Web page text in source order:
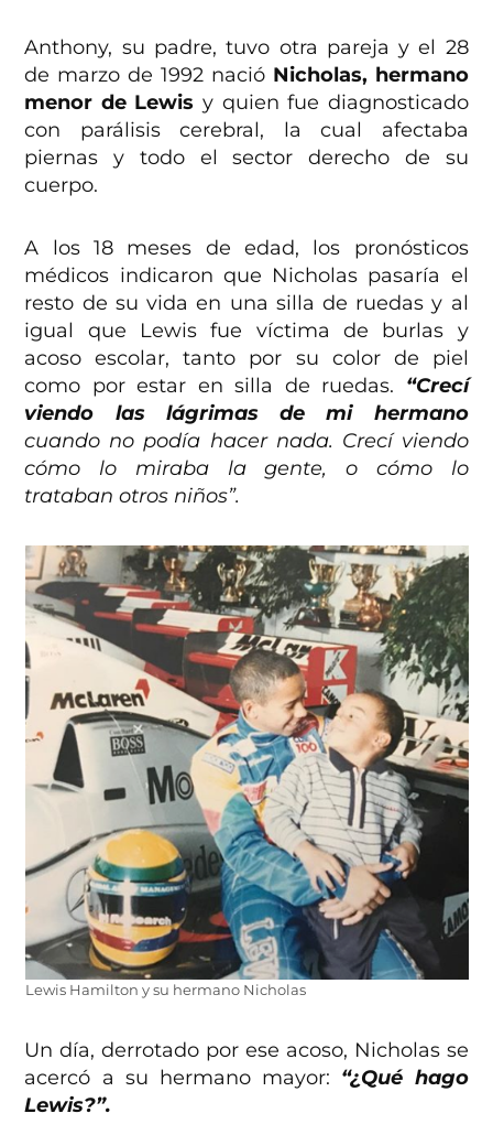
Anthony, su padre, tuvo otra pareja y el 28
de marzo de 1992 nació Nicholas, hermano
menor de Lewis y quien fue diagnosticado
con parálisis cerebral, la cual afectaba
piernas y todo el sector derecho de su
cuerpo.
A los 18 meses de edad, los pronósticos
médicos indicaron que Nicholas pasaría el
resto de su vida en una silla de ruedas y al
igual que Lewis fue víctima de burlas y
acoso escolar, tanto por su color de piel
como por estar en silla de ruedas. “Crecí
viendo las lágrimas de mi hermano
cuando no podía hacer nada. Crecí viendo
cómo lo miraba la gente, o cómo lo
trataban otros niños”.
Lewis Hamilton y su hermano Nicholas
Un día, derrotado por ese acoso, Nicholas se
acercó a su hermano mayor: “¿Qué hago
Lewis?”.